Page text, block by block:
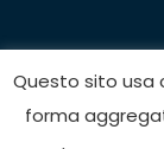
Questo sito usa
forma